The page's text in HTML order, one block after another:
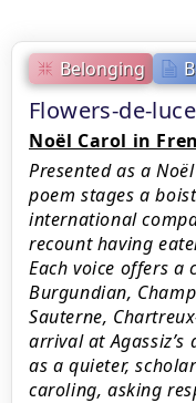
Belonging
Flowers-de-
Noël Carol in
Presented as a
poem stages a
international
recount having
Each voice offers
Burgundian,
Sauterne,
arrival at
as a quieter,
caroling, asking